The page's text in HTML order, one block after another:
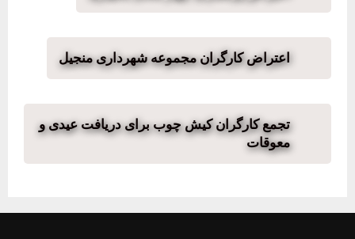
اعتراض کارگران مجموعه شهرداری منجیل
تجمع کارگران کیش چوب برای دریافت عیدی و
معوقات